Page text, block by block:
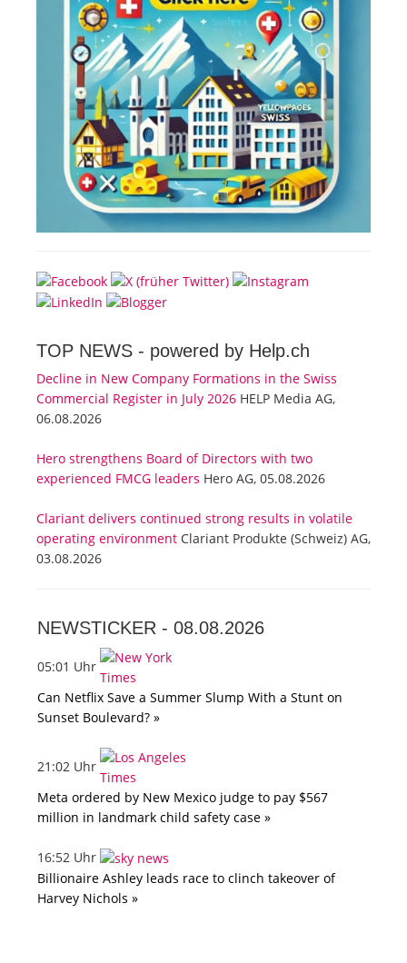
TOP NEWS - powered by Help.ch
Decline in New Company Formations in the Swiss
Commercial Register in July 2026 HELP Media AG,
06.08.2026
Hero strengthens Board of Directors with two
experienced FMCG leaders Hero AG, 05.08.2026
Clariant delivers continued strong results in volatile
operating environment Clariant Produkte (Schweiz) AG,
03.08.2026
NEWSTICKER - 08.08.2026
05:01 Uhr
Can Netflix Save a Summer Slump With a Stunt on
Sunset Boulevard? »
21:02 Uhr
Meta ordered by New Mexico judge to pay $567
million in landmark child safety case »
16:52 Uhr
Billionaire Ashley leads race to clinch takeover of
Harvey Nichols »